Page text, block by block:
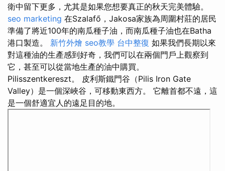
衛中留下更多，尤其是如果您想要真正的秋天完美體驗。
seo marketing 在Szalafő，Jakosa家族為周圍村莊的居民
準備了將近100年的南瓜種子油，而南瓜種子油也在Batha
港口製造。 新竹外燴 seo教學 台中整復 如果我們長期以來
對這種油的生產感到好奇，我們可以在兩個門戶上觀察到
它，甚至可以從當地生產的油中購買。
Pilisszentkereszt。 皮利斯鐵門谷（Pilis Iron Gate
Valley）是一個深峽谷，可移動東西方。 它離首都不遠，這
是一個舒適宜人的遠足目的地。